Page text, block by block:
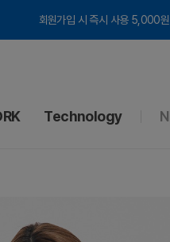
회원가입 시 즉시 사용 5,000
Technology